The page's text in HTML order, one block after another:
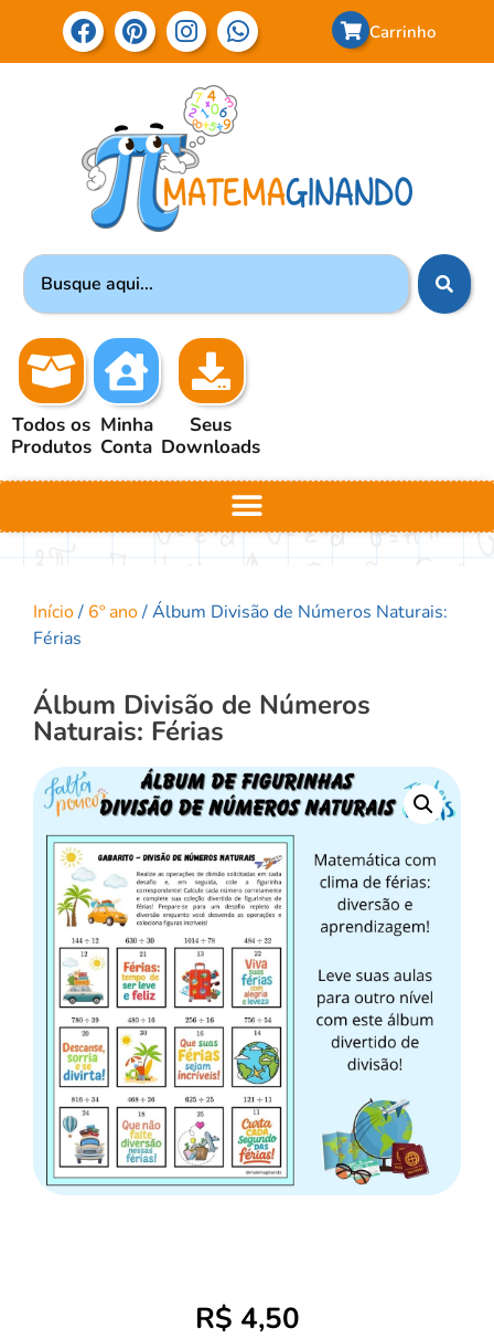
Carrinho
Todos os
Produtos
Minha
Conta
Seus
Downloads
Início/ 6º ano/ Álbum Divisão de Números Naturais:
Férias
Álbum Divisão de Números
Naturais: Férias
R$ 4,50